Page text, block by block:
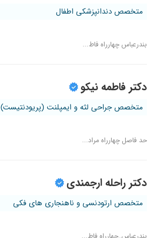
متخصص دندانپزشکی اطفال
بندرعباس چهارراه فاط...
دکتر فاطمه نیکو
متخصص جراحی لثه و ایمپلنت (پریودنتیست)
حد فاصل چهارراه مراد...
دکتر راحله ارجمندی
متخصص ارتودنسی و ناهنجاری های فکی